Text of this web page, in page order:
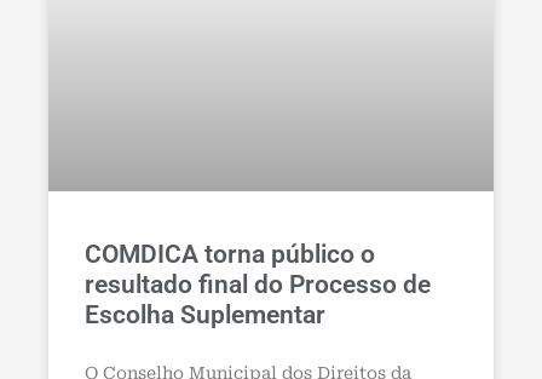
COMDICA torna público o
resultado final do Processo de
Escolha Suplementar
O Conselho Municipal dos Direitos da